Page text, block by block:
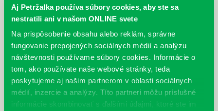
Aj Petržalka používa súbory cookies, aby ste sa
nestratili ani v našom ONLINE svete
Na prispôsobenie obsahu alebo reklám, správne
fungovanie prepojených sociálnych médií a analýzu
návštevnosti používame súbory cookies. Informácie o
tom, ako používate naše webové stránky, teda
poskytujeme aj našim partnerom v oblasti sociálnych
médií, inzercie a analýzy. Títo partneri môžu príslušné
informácie skombinovať s ďalšími údajmi, ktoré ste im
Výdajný knižný box dostupný 24/7
Každý deň
Výdajný box na knihy Knižnice Petržalka je umiestnený pri
vchode do Petržalskej plavárne na Tupolevovej 7B a jeho obsluha
je užívateľsky veľmi jednodu...
Kubo Club už aj v petržalskej
knižnici
Každý deň |Furdekova 1,Haanova 37 ,Lietavská 16, Prokofievova 5